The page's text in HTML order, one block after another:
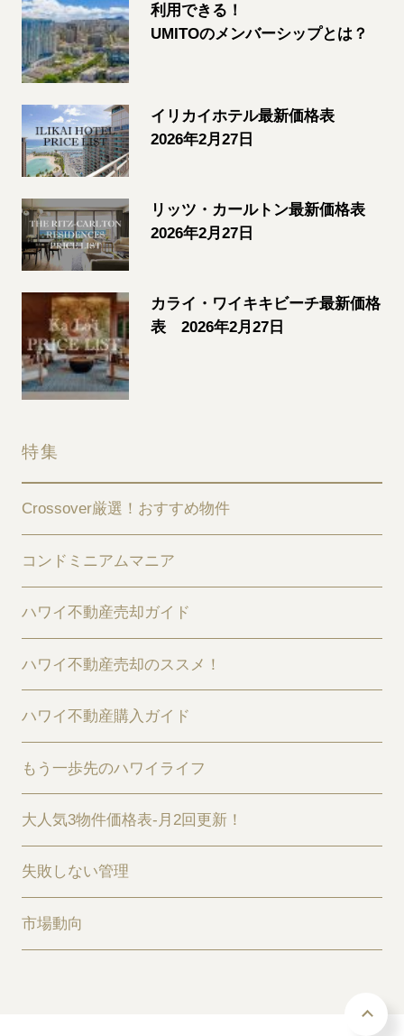
利用できる！
UMITOのメンバーシップとは？
イリカイホテル最新価格表
2026年2月27日
リッツ・カールトン最新価格表
2026年2月27日
カライ・ワイキキビーチ最新価格
表 2026年2月27日
特集
Crossover厳選！おすすめ物件
コンドミニアムマニア
ハワイ不動産売却ガイド
ハワイ不動産売却のススメ！
ハワイ不動産購入ガイド
もう一歩先のハワイライフ
大人気3物件価格表-月2回更新！
失敗しない管理
市場動向